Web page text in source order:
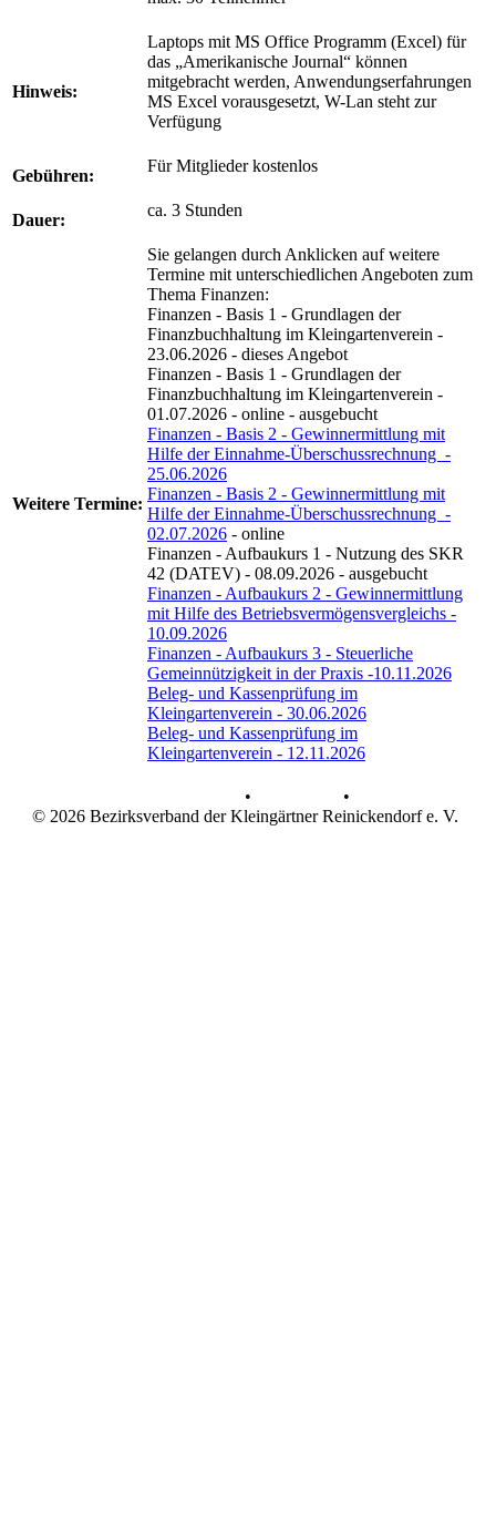
Hinweis:
Laptops mit MS Office Programm (Excel) für
das „Amerikanische Journal“ können
mitgebracht werden, Anwendungserfahrungen
MS Excel vorausgesetzt, W-Lan steht zur
Verfügung
Gebühren:
Für Mitglieder kostenlos
Dauer:
ca. 3 Stunden
Weitere Termine:
Sie gelangen durch Anklicken auf weitere
Termine mit unterschiedlichen Angeboten zum
Thema Finanzen:
Finanzen - Basis 1 - Grundlagen der
Finanzbuchhaltung im Kleingartenverein -
23.06.2026 - dieses Angebot
Finanzen - Basis 1 - Grundlagen der
Finanzbuchhaltung im Kleingartenverein -
01.07.2026 - online - ausgebucht
Finanzen - Basis 2 - Gewinnermittlung mit
Hilfe der Einnahme-Überschussrechnung -
25.06.2026
Finanzen - Basis 2 - Gewinnermittlung mit
Hilfe der Einnahme-Überschussrechnung -
02.07.2026 - online
Finanzen - Aufbaukurs 1 - Nutzung des SKR
42 (DATEV) - 08.09.2026 - ausgebucht
Finanzen - Aufbaukurs 2 - Gewinnermittlung
mit Hilfe des Betriebsvermögensvergleichs -
10.09.2026
Finanzen - Aufbaukurs 3 - Steuerliche
Gemeinnützigkeit in der Praxis -10.11.2026
Beleg- und Kassenprüfung im
Kleingartenverein - 30.06.2026
Beleg- und Kassenprüfung im
Kleingartenverein - 12.11.2026
•
•
© 2026 Bezirksverband der Kleingärtner Reinickendorf e. V.